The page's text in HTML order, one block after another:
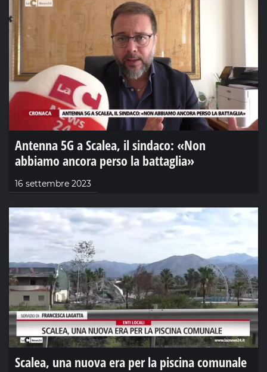
Antenna 5G a Scalea, il sindaco: «Non
abbiamo ancora perso la battaglia»
16 settembre 2023
Scalea, una nuova era per la piscina comunale